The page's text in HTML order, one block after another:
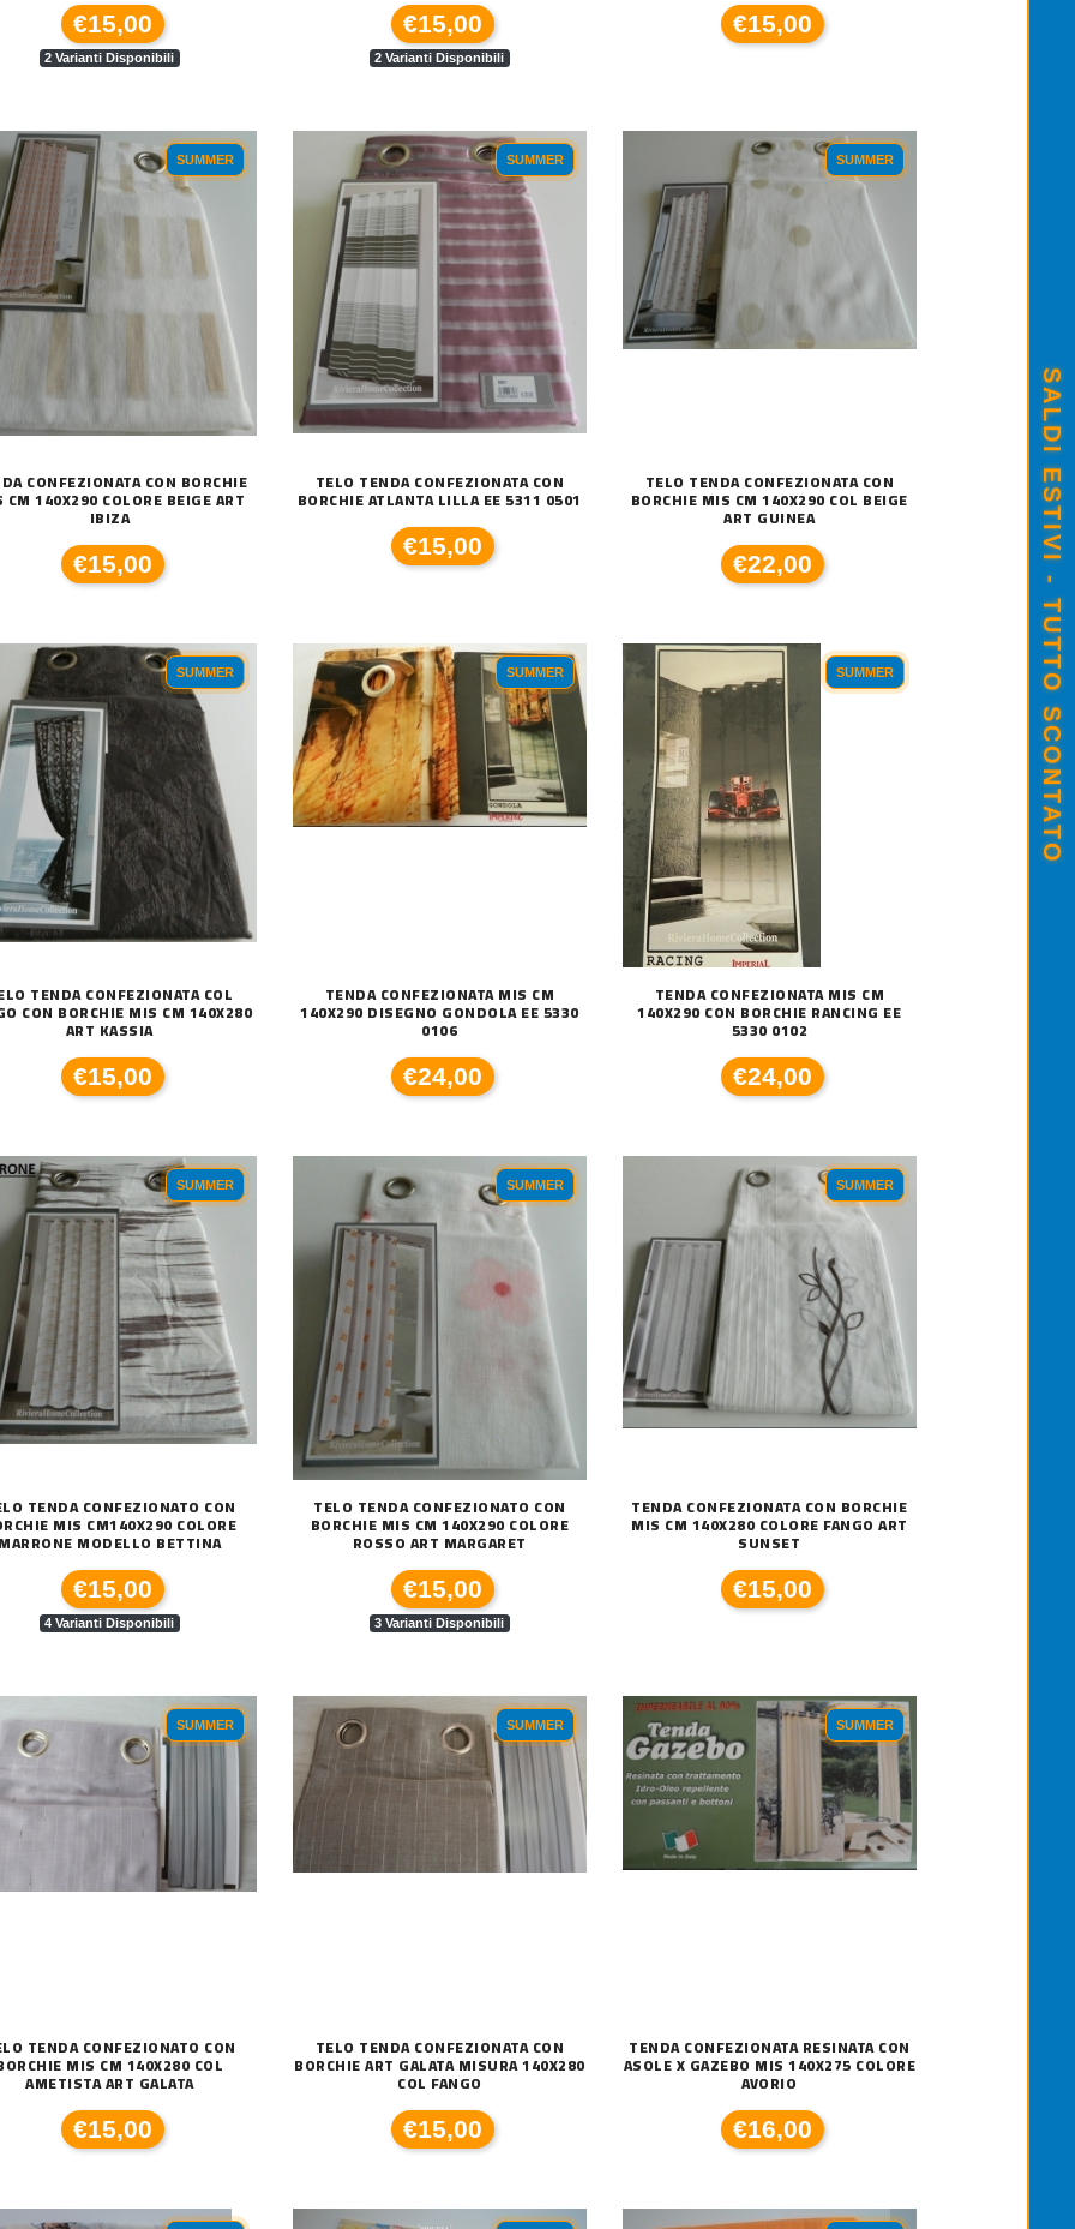
€15,00
2 Varianti Disponibili
€15,00
2 Varianti Disponibili
€15,00
SUMMER
CONFEZIONATA CON BORCHIE
CM 140X290 COLORE BEIGE ART
IBIZA
€15,00
SUMMER
TELO TENDA CONFEZIONATA CON
BORCHIE ATLANTA LILLA EE 5311 0501
€15,00
SUMMER
TELO TENDA CONFEZIONATA CON
BORCHIE MIS CM 140X290 COL BEIGE
ART GUINEA
€22,00
SUMMER
TENDA CONFEZIONATA COL
CON BORCHIE MIS CM 140X280
ART KASSIA
€15,00
SUMMER
TENDA CONFEZIONATA MIS CM
140X290 DISEGNO GONDOLA EE 5330
0106
€24,00
SUMMER
TENDA CONFEZIONATA MIS CM
140X290 CON BORCHIE RANCING EE
5330 0102
€24,00
SUMMER
TENDA CONFEZIONATO CON
MIS CM140X290 COLORE
MODELLO BETTINA
€15,00
4 Varianti Disponibili
SUMMER
TELO TENDA CONFEZIONATO CON
BORCHIE MIS CM 140X290 COLORE
ROSSO ART MARGARET
€15,00
3 Varianti Disponibili
SUMMER
TENDA CONFEZIONATA CON BORCHIE
MIS CM 140X280 COLORE FANGO ART
SUNSET
€15,00
SUMMER
TENDA CONFEZIONATO CON
MIS CM 140X280 COL
AMETISTA ART GALATA
€15,00
SUMMER
TELO TENDA CONFEZIONATA CON
BORCHIE ART GALATA MISURA 140X280
COL FANGO
€15,00
SUMMER
TENDA CONFEZIONATA RESINATA CON
ASOLE X GAZEBO MIS 140X275 COLORE
AVORIO
€16,00
SALDI ESTIVI - TUTTO SCONTATO